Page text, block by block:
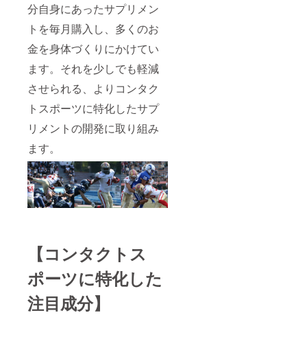
分自身にあったサプリメン
トを毎月購入し、多くのお
金を身体づくりにかけてい
ます。それを少しでも軽減
させられる、よりコンタク
トスポーツに特化したサプ
リメントの開発に取り組み
ます。
【コンタクトス
ポーツに特化した
注目成分】